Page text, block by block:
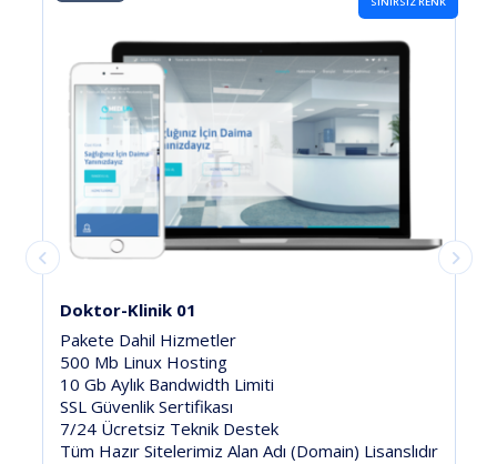
Lisanslıdır
İnşaat Pro v10
Pakete Dahil Hizmetler
1 Yıl Ücretsiz 1Gb Linux Hosting
5 Gb Aylık Bandwidth Limiti
Ücretsiz Teknik Destek
Tüm Hazır Sitelerimiz Alan Adı (Domain)